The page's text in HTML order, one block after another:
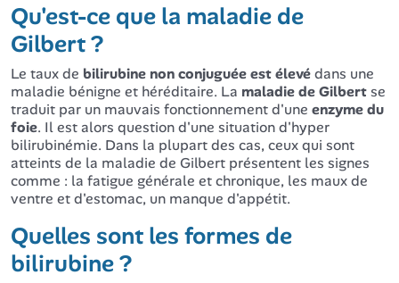
Qu'est-ce que la maladie de
Gilbert ?
Le taux de bilirubine non conjuguée est élevédans une
maladie bénigne et héréditaire. La maladie de Gilbertse
traduit par un mauvais fonctionnement d'une enzyme du
foie. Il est alors question d'une situation d'hyper
bilirubinémie. Dans la plupart des cas, ceux qui sont
atteints de la maladie de Gilbert présentent les signes
comme : la fatigue générale et chronique, les maux de
ventre et d'estomac, un manque d'appétit.
Quelles sont les formes de
bilirubine ?